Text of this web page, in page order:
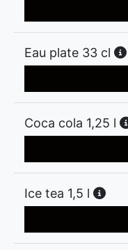
Eau plate 33 cl
Coca cola 1,25 l
Ice tea 1,5 l